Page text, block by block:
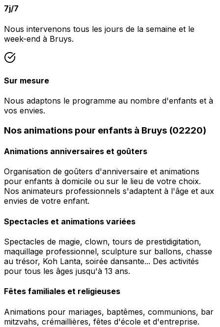
7j/7
Nous intervenons tous les jours de la semaine et le
week-end à Bruys.
Sur mesure
Nous adaptons le programme au nombre d'enfants et à
vos envies.
Nos animations pour enfants à Bruys (02220)
Animations anniversaires et goûters
Organisation de goûters d'anniversaire et animations
pour enfants à domicile ou sur le lieu de votre choix.
Nos animateurs professionnels s'adaptent à l'âge et aux
envies de votre enfant.
Spectacles et animations variées
Spectacles de magie, clown, tours de prestidigitation,
maquillage professionnel, sculpture sur ballons, chasse
au trésor, Koh Lanta, soirée dansante... Des activités
pour tous les âges jusqu'à 13 ans.
Fêtes familiales et religieuses
Animations pour mariages, baptêmes, communions, bar
mitzvahs, crémaillières, fêtes d'école et d'entreprise.